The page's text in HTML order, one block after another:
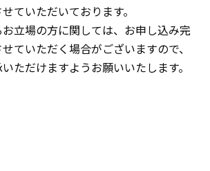
ていただいております。
お立場の方に関しては、お申し込み完
ていただく場合がございますので、
ただけますようお願いいたします。